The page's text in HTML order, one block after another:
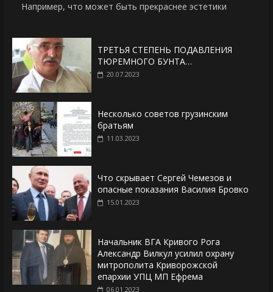
Например, что может быть прекраснее эстетики
ТРЕТЬЯ СТЕПЕНЬ ПОДАВЛЕНИЯ
ТЮРЕМНОГО БУНТА…
20.07.2023
Несколько советов грузинским
братьям
11.03.2023
Что скрывает Сергей Чемезов и
опасные показания Василия Бровко
15.01.2023
Начальник ВГА Кривого Рога
Александр Вилкул усилил охрану
митрополита Криворожской
епархии УПЦ МП Ефрема
06.01.2023